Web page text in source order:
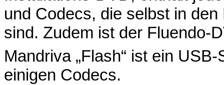
und Codecs, die selbst in
sind. Zudem ist der Fluendo-
Mandriva „Flash“ ist ein
einigen Codecs.